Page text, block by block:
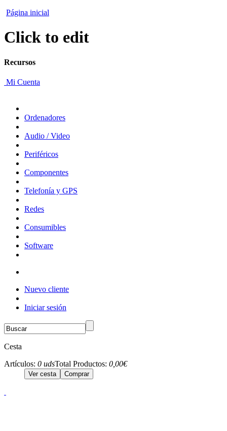
Página inicial
Click to edit
Recursos
Mi Cuenta
Ordenadores
Audio / Video
Periféricos
Componentes
Telefonía y GPS
Redes
Consumibles
Software
Nuevo cliente
Iniciar sesión
Cesta
Artículos: 0 udsTotal Productos: 0,00€